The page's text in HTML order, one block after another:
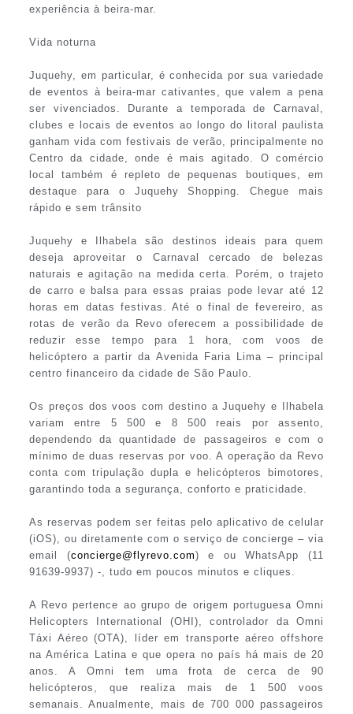
experiência à beira-mar.
Vida noturna
Juquehy, em particular, é conhecida por sua variedade
de eventos à beira-mar cativantes, que valem a pena
ser vivenciados. Durante a temporada de Carnaval,
clubes e locais de eventos ao longo do litoral paulista
ganham vida com festivais de verão, principalmente no
Centro da cidade, onde é mais agitado. O comércio
local também é repleto de pequenas boutiques, em
destaque para o Juquehy Shopping. Chegue mais
rápido e sem trânsito
Juquehy e Ilhabela são destinos ideais para quem
deseja aproveitar o Carnaval cercado de belezas
naturais e agitação na medida certa. Porém, o trajeto
de carro e balsa para essas praias pode levar até 12
horas em datas festivas. Até o final de fevereiro, as
rotas de verão da Revo oferecem a possibilidade de
reduzir esse tempo para 1 hora, com voos de
helicóptero a partir da Avenida Faria Lima – principal
centro financeiro da cidade de São Paulo.
Os preços dos voos com destino a Juquehy e Ilhabela
variam entre 5 500 e 8 500 reais por assento,
dependendo da quantidade de passageiros e com o
mínimo de duas reservas por voo. A operação da Revo
conta com tripulação dupla e helicópteros bimotores,
garantindo toda a segurança, conforto e praticidade.
As reservas podem ser feitas pelo aplicativo de celular
(iOS), ou diretamente com o serviço de concierge – via
email (concierge@flyrevo.com) e ou WhatsApp (11
91639-9937) -, tudo em poucos minutos e cliques.
A Revo pertence ao grupo de origem portuguesa Omni
Helicopters International (OHI), controlador da Omni
Táxi Aéreo (OTA), líder em transporte aéreo offshore
na América Latina e que opera no país há mais de 20
anos. A Omni tem uma frota de cerca de 90
helicópteros, que realiza mais de 1 500 voos
semanais. Anualmente, mais de 700 000 passageiros